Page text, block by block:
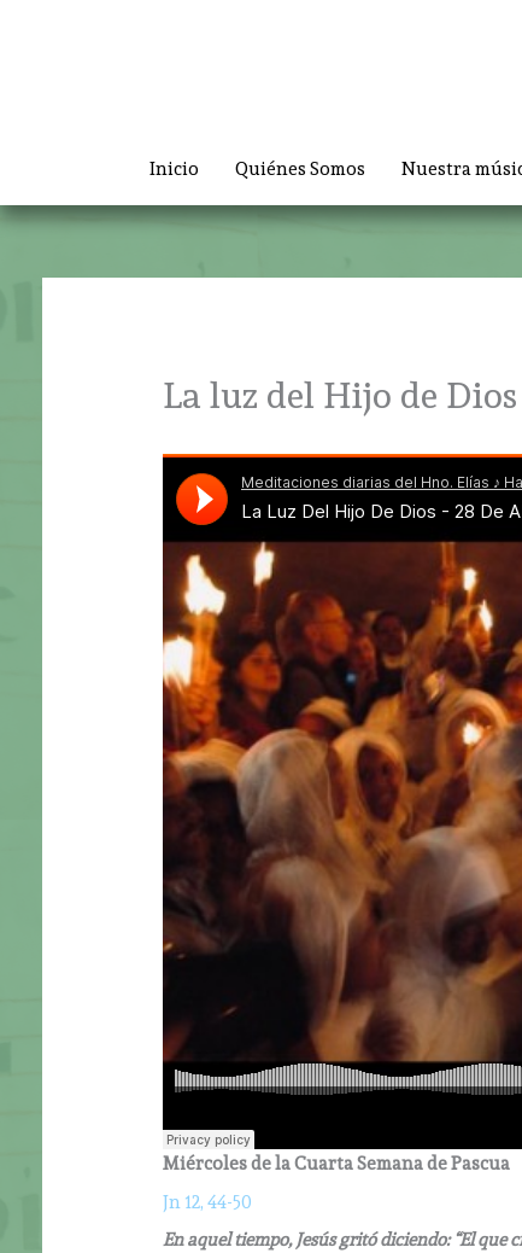
Inicio Quiénes Somos Nuestra
La luz del Hijo de Dios
Miércoles de la Cuarta Semana de Pascua
Jn 12, 44-50
En aquel tiempo, Jesús gritó diciendo: “El que